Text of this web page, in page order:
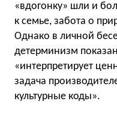
«вдогонку» шли и
к семье, забота о
Однако в личной
детерминизм
«интерпретирует
задача
культурные коды».